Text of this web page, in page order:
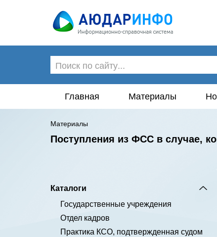
Главная Материалы
Материалы
Поступления из ФСС в случае,
Каталоги
Государственные учреждения
Отдел кадров
Практика КСО, подтвержденная судом